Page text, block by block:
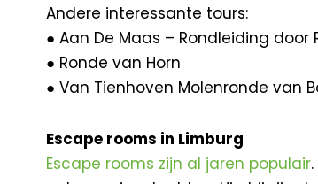
Andere interessante tours:
● Aan De Maas – Rondleiding door
● Ronde van Horn
● Van Tienhoven Molenronde van
Escape rooms in Limburg
Escape rooms zijn al jaren populair